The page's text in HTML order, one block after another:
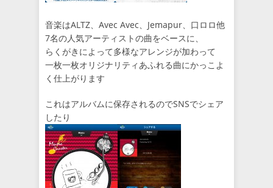
音楽はALTZ、Avec Avec、Jemapur、口ロロ他
7名の人気アーティストの曲をベースに、
らくがきによって多様なアレンジが加わって
一枚一枚オリジナリティあふれる曲にかっこよ
く仕上がります
これはアルバムに保存されるのでSNSでシェア
したり